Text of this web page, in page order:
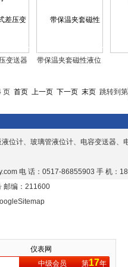
变送器
带保温夹套磁性液位
页 首页 上一页 下一页 末页 跳转到第
位计、玻璃管液位计、电容变送器、
电 话：0517-86855903 手 机：
邮编：211600
仪表网
中级会员
第17年